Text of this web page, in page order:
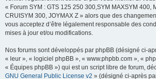
« Forum SYM : GTS 125 250 300,SYM MAXSYM 400,
CRUISYM 300, JOYMAX Z » alors que des
vous acceptez d’être légalement responsable des
mises à jour et/ou modifications.
Nos forums sont développés par phpBB (désigné ci-
« leur », « logiciel phpBB », « www.phpbb.com », «
« Équipes phpBB ») qui est un script libre de forum,
GNU General Public License v2 » (désigné ci-après